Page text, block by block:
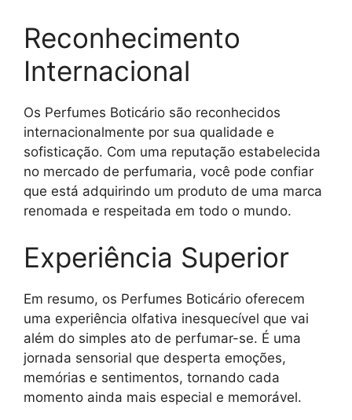
Reconhecimento
Internacional
Os Perfumes Boticário são reconhecidos
internacionalmente por sua qualidade e
sofisticação. Com uma reputação estabelecida
no mercado de perfumaria, você pode confiar
que está adquirindo um produto de uma marca
renomada e respeitada em todo o mundo.
Experiência Superior
Em resumo, os Perfumes Boticário oferecem
uma experiência olfativa inesquecível que vai
além do simples ato de perfumar-se. É uma
jornada sensorial que desperta emoções,
memórias e sentimentos, tornando cada
momento ainda mais especial e memorável.